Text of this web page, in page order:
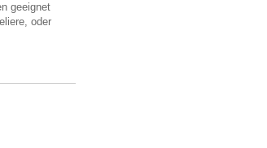
geeignet
oder